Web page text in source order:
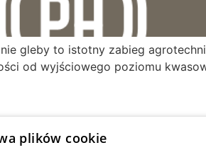
gleby to istotny zabieg
od wyjściowego poziomu
plików cookie